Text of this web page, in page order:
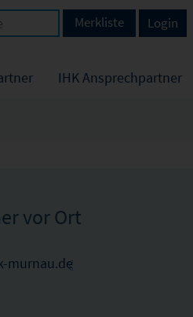
IHK Ansprechpartner
Login
Merkliste
vor Ort
murnau.de